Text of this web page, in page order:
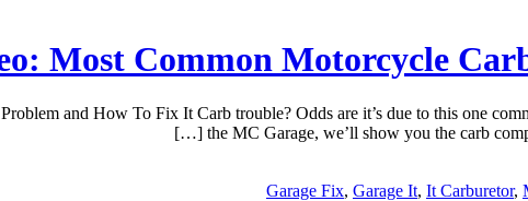
Most Common Motorcycle
and How To Fix It Carb trouble? Odds are it’s due to this one
the MC Garage, we’ll show you the carb
Garage Fix, Garage It, It Carburetor,